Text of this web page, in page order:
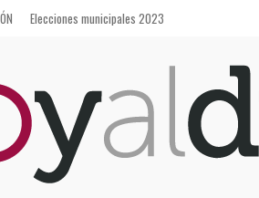
Elecciones municipales 2023